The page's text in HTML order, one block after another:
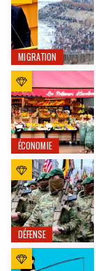
MIGRATION
ÉCONOMIE
DÉFENSE